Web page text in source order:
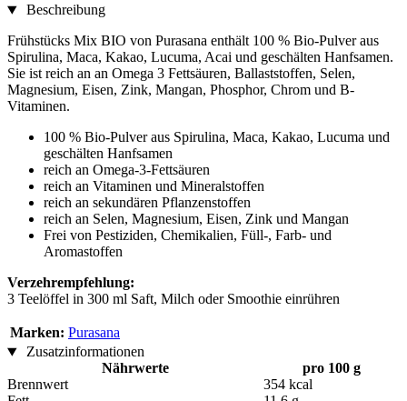
Beschreibung
Frühstücks Mix BIO von Purasana enthält 100 % Bio-Pulver aus
Spirulina, Maca, Kakao, Lucuma, Acai und geschälten Hanfsamen.
Sie ist reich an an Omega 3 Fettsäuren, Ballaststoffen, Selen,
Magnesium, Eisen, Zink, Mangan, Phosphor, Chrom und B-
Vitaminen.
100 % Bio-Pulver aus Spirulina, Maca, Kakao, Lucuma und
geschälten Hanfsamen
reich an Omega-3-Fettsäuren
reich an Vitaminen und Mineralstoffen
reich an sekundären Pflanzenstoffen
reich an Selen, Magnesium, Eisen, Zink und Mangan
Frei von Pestiziden, Chemikalien, Füll-, Farb- und
Aromastoffen
Verzehrempfehlung:
3 Teelöffel in 300 ml Saft, Milch oder Smoothie einrühren
Marken: Purasana
Zusatzinformationen
Nährwerte
pro 100 g
Brennwert
354 kcal